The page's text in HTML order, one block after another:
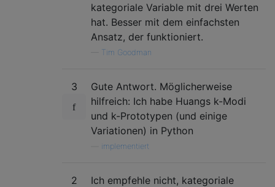
kategoriale Variable mit drei Werten
hat. Besser mit dem einfachsten
Ansatz, der funktioniert.
Tim Goodman
3
Gute Antwort. Möglicherweise
hilfreich: Ich habe Huangs k-Modi
und k-Prototypen (und einige
Variationen) in Python
implementiert
2
Ich empfehle nicht, kategoriale